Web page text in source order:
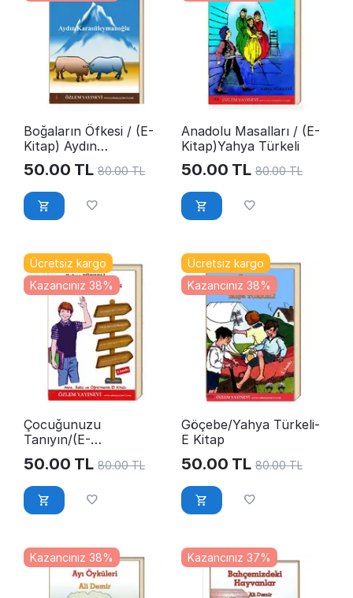
Boğaların Öfkesi / (E-
Kitap) Aydın
Karasüleymanoğlu
50.00 TL 80.00 TL
Anadolu Masalları / (E-
Kitap)Yahya Türkeli
50.00 TL 80.00 TL
Ücretsiz kargo
Kazancınız 38%
Çocuğunuzu
Tanıyın/(E-
Kitap)YahyaTürkeli
50.00 TL 80.00 TL
Ücretsiz kargo
Kazancınız 38%
Göçebe/Yahya Türkeli-
E Kitap
50.00 TL 80.00 TL
Kazancınız 38% Kazancınız 37%